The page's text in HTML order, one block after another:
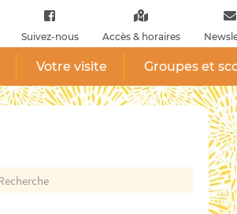
Suivez-nous Accès & horaires
Votre visite Groupes et